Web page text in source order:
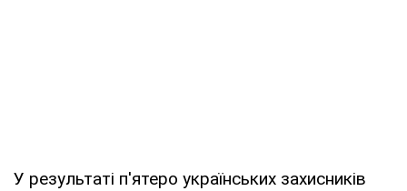
У результаті п'ятеро українських захисників